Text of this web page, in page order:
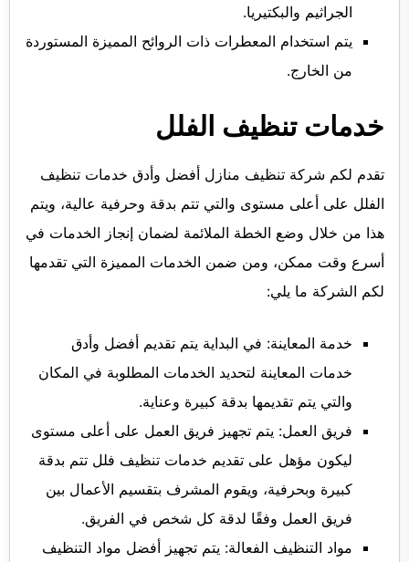
الجراثيم والبكتيريا.
يتم استخدام المعطرات ذات الروائح المميزة المستوردة
من الخارج.
خدمات تنظيف الفلل
تقدم لكم شركة تنظيف منازل أفضل وأدق خدمات تنظيف
الفلل على أعلى مستوى والتي تتم بدقة وحرفية عالية، ويتم
هذا من خلال وضع الخطة الملائمة لضمان إنجاز الخدمات في
أسرع وقت ممكن، ومن ضمن الخدمات المميزة التي تقدمها
لكم الشركة ما يلي:
خدمة المعاينة: في البداية يتم تقديم أفضل وأدق
خدمات المعاينة لتحديد الخدمات المطلوبة في المكان
والتي يتم تقديمها بدقة كبيرة وعناية.
فريق العمل: يتم تجهيز فريق العمل على أعلى مستوى
ليكون مؤهل على تقديم خدمات تنظيف فلل تتم بدقة
كبيرة وبحرفية، ويقوم المشرف بتقسيم الأعمال بين
فريق العمل وفقًا لدقة كل شخص في الفريق.
مواد التنظيف الفعالة: يتم تجهيز أفضل مواد التنظيف